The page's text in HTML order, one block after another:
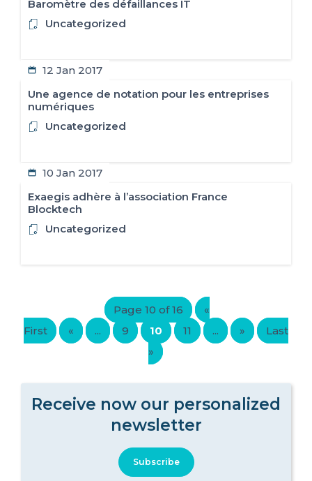
Baromètre des défaillances IT
Uncategorized
12 Jan 2017
Une agence de notation pour les entreprises
numériques
Uncategorized
10 Jan 2017
Exaegis adhère à l’association France
Blocktech
Uncategorized
Page 10 of 16
«
First
« ... 9 10 11 ... »
Last
»
Receive now our personalized
newsletter
Subscribe